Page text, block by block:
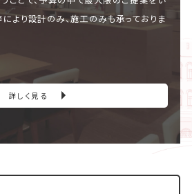
により設計のみ、施工のみも承っておりま
詳しく見る